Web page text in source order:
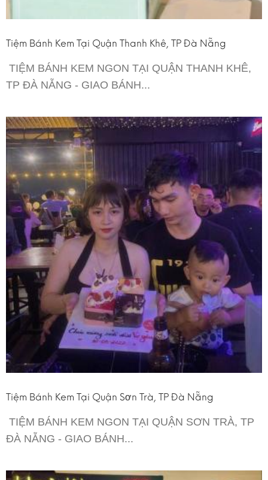
Tiệm Bánh Kem Tại Quận Thanh Khê, TP Đà Nẵng
TIỆM BÁNH KEM NGON TẠI QUẬN THANH KHÊ,
TP ĐÀ NẴNG - GIAO BÁNH...
Tiệm Bánh Kem Tại Quận Sơn Trà, TP Đà Nẵng
TIỆM BÁNH KEM NGON TẠI QUẬN SƠN TRÀ, TP
ĐÀ NẴNG - GIAO BÁNH...